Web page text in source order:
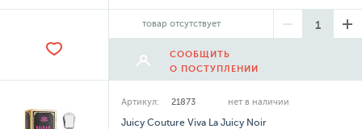
товар отсутствует
СООБЩИТЬ
О ПОСТУПЛЕНИИ
Артикул: 21873 нет в наличии
Juicy Couture Viva La Juicy Noir